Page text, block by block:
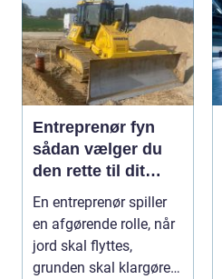
Entreprenør fyn
sådan vælger du
den rette til dit
projekt
En entreprenør spiller
en afgørende rolle, når
jord skal flyttes,
grunden skal klargøres,